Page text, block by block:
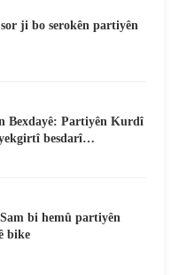
ji bo serokên partiyên
Bexdayê: Partiyên Kurdî
besdarî
bi hemû partiyên
bike